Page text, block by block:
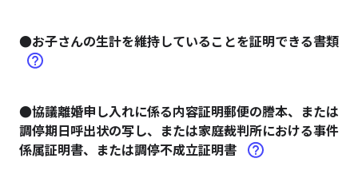
●お子さんの生計を維持していることを証明できる書類
●協議離婚申し入れに係る内容証明郵便の謄本、または
調停期日呼出状の写し、または家庭裁判所における事件
係属証明書、または調停不成立証明書